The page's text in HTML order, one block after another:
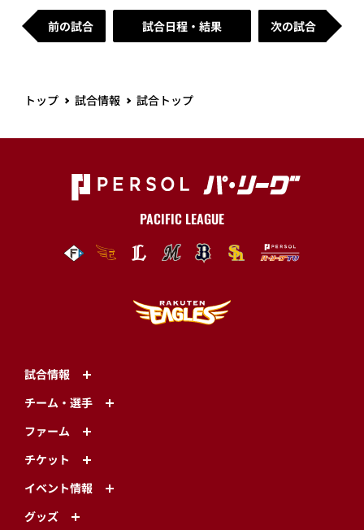
前の試合 試合日程・結果 次の試合
トップ 試合情報 試合トップ
PACIFIC LEAGUE
試合情報
チーム・選手
ファーム
チケット
イベント情報
グッズ